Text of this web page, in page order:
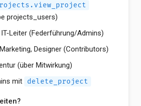
projects_users)
IT-Leiter (Federführung/Admins)
Designer (Contributors)
(über Mitwirkung)
mit
delete_project